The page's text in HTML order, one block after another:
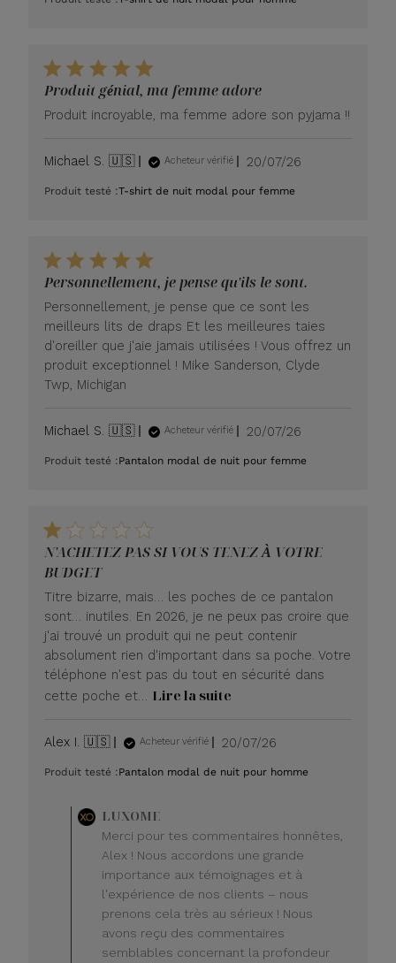
Produit génial, ma femme adore
Produit incroyable, ma femme adore son pyjama !!
Michael S. 🇺🇸 Acheteur vérifié
Date
publication
20/07/26
Produit testé :T-shirt de nuit modal pour femme
Personnellement, je pense qu'ils le sont.
Personnellement, je pense que ce sont les
meilleurs lits de draps Et les meilleures taies
d'oreiller que j'aie jamais utilisées ! Vous offrez un
produit exceptionnel ! Mike Sanderson, Clyde
Twp, Michigan
Michael S. 🇺🇸 Acheteur vérifié
Date
publication
20/07/26
Produit testé :Pantalon modal de nuit pour femme
N'ACHETEZ PAS SI VOUS TENEZ À VOTRE
BUDGET
Titre bizarre, mais… les poches de ce pantalon
sont… inutiles. En 2026, je ne peux pas croire que
j'ai trouvé un produit qui ne peut contenir
absolument rien d'important dans sa poche. Votre
téléphone n'est pas du tout en sécurité dans
cette poche et… Lire la suite
Alex I. 🇺🇸 Acheteur vérifié
Date
publication
20/07/26
Produit testé :Pantalon modal de nuit pour homme
du
propriétaire
du
magasin
sur
l'avis
de
LUXOME
LUXOME
Merci pour tes commentaires honnêtes,
Alex ! Nous accordons une grande
importance aux témoignages et à
l'expérience de nos clients – nous
prenons cela très au sérieux ! Nous
avons reçu des commentaires
semblables concernant la profondeur